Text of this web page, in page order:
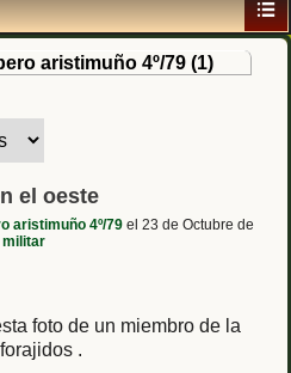
aristimuño 4º/79 (1)
el oeste
aristimuño 4º/79 el 23 de Octubre de
de un miembro de la
.